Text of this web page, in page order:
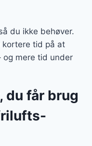
du ikke behøver.
kortere tid på at
og mere tid under
du får brug